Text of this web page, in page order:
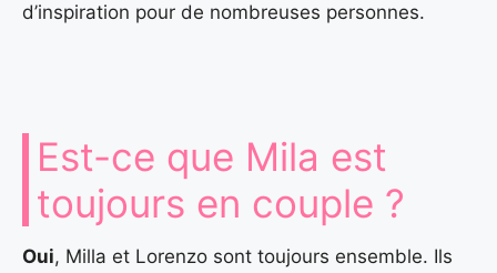
d’inspiration pour de nombreuses personnes.
Est-ce que Mila est
toujours en couple ?
Oui, Milla et Lorenzo sont toujours ensemble. Ils